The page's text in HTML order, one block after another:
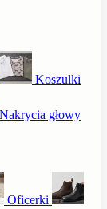
Koszulki
Nakrycia głowy
Oficerki